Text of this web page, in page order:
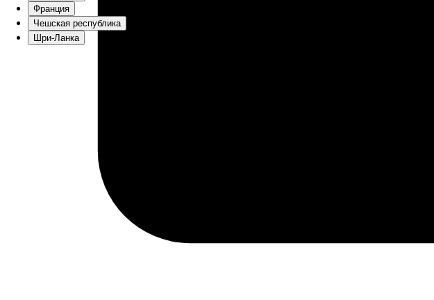
Франция
Чешская республика
Шри-Ланка